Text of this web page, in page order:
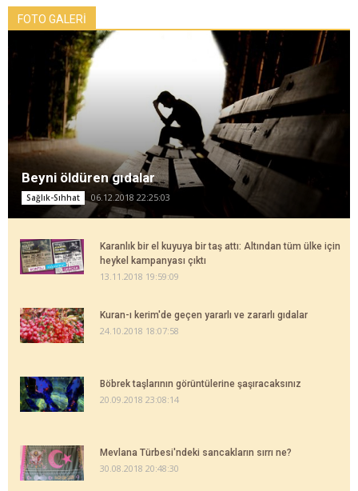
FOTO GALERİ
Beyni öldüren gıdalar
Sağlık-Sıhhat 06.12.2018 22:25:03
Karanlık bir el kuyuya bir taş attı: Altından tüm ülke için
heykel kampanyası çıktı
13.11.2018 19:59:09
Kuran-ı kerim'de geçen yararlı ve zararlı gıdalar
24.10.2018 18:07:58
Böbrek taşlarının görüntülerine şaşıracaksınız
20.09.2018 23:08:14
Mevlana Türbesi'ndeki sancakların sırrı ne?
30.08.2018 20:48:30